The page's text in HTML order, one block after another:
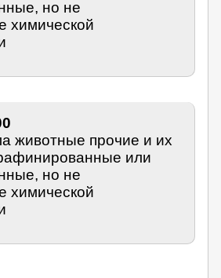
но не
химической
животные прочие и их
или
но не
химической